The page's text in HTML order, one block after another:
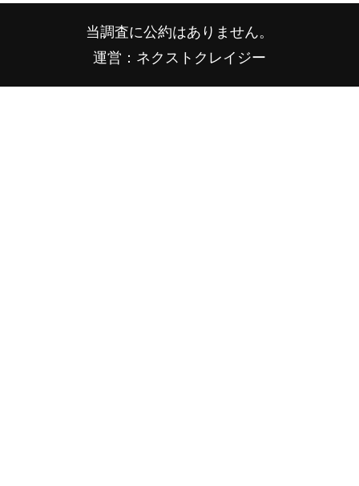
当調査に公約はありません。
運営：ネクストクレイジー